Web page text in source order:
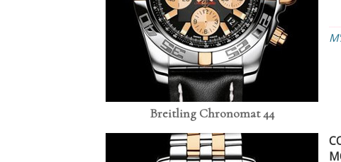
Breitling Chronomat 44